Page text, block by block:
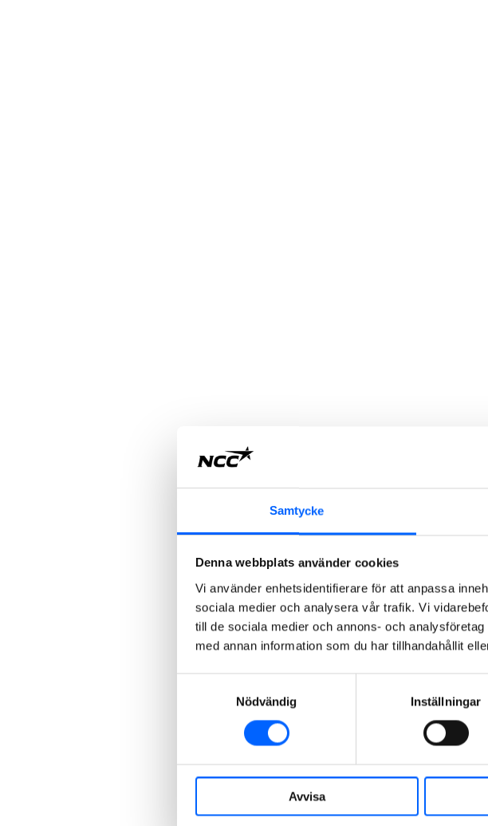
Samtycke
Denna webbplats använder cookies
Vi använder enhetsidentifierare för att anpassa
sociala medier och analysera vår trafik. Vi
till de sociala medier och annons- och
med annan information som du har tillhandahållit
Nödvändig
Inställningar
Avvisa